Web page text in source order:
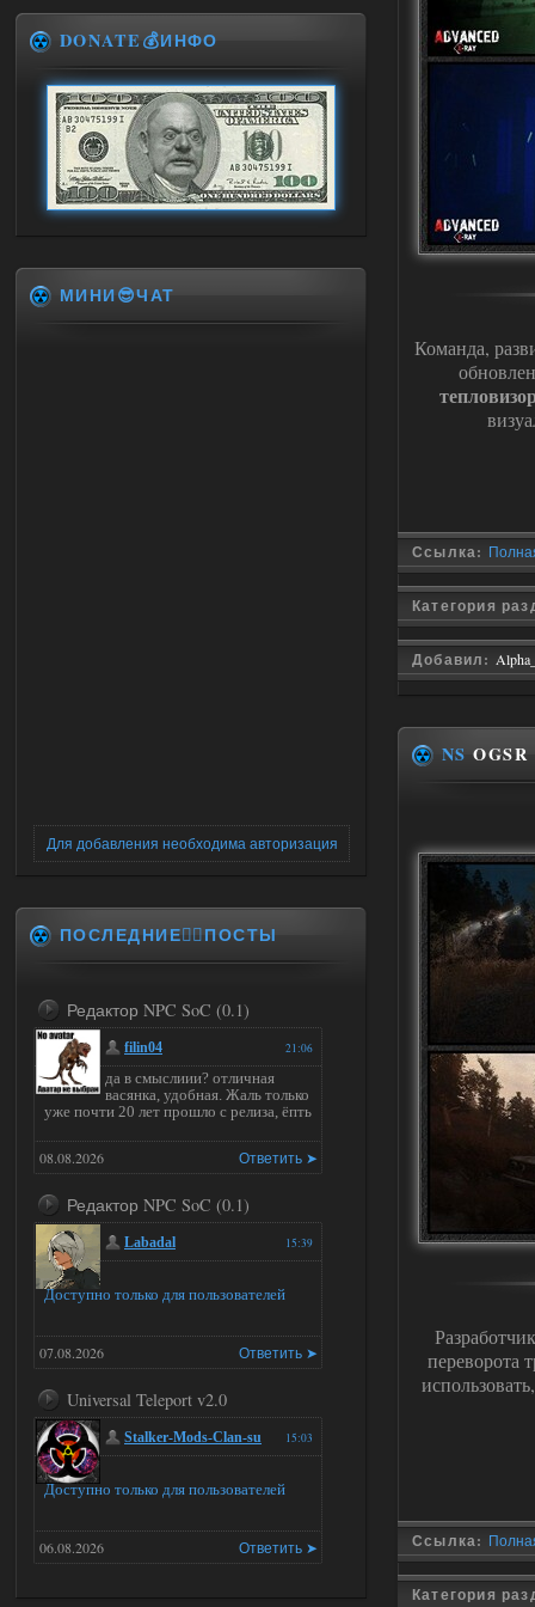
Команда,
Ссылка:
Категория
Добавил:
NS
переворота
Ссылка:
Категория
DONATE💰ИНФО
МИНИ😎ЧАТ
Для добавления необходима авторизация
ПОСЛЕДНИЕ✍🏻ПОСТЫ
Редактор NPC SoC (0.1)
21:06
filin04
да в смыслиии? отличная
васянка, удобная. Жаль только
уже почти 20 лет прошло с релиза, ёпть
Ответить ➤
08.08.2026
Редактор NPC SoC (0.1)
15:39
Labadal
Доступно только для пользователей
Ответить ➤
07.08.2026
Universal Teleport v2.0
15:03
Stalker-Mods-Clan-su
Доступно только для пользователей
Ответить ➤
06.08.2026